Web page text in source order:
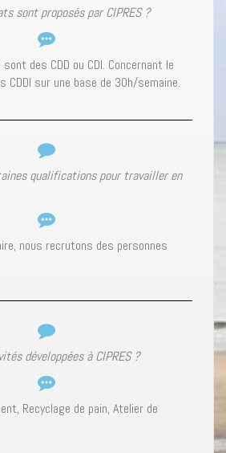
sont proposés par CIPRES ?
des CDD ou CDI. Concernant le
CDDI sur une base de 30h/semaine.
qualifications pour travailler en
nous recrutons des personnes
développées à CIPRES ?
Recyclage de pain, Atelier de